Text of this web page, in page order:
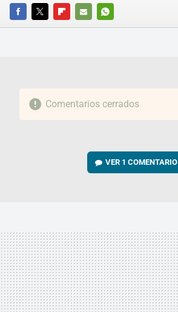
FACEBOOKTWITTERFLIPBOARD
E-
WHATSAPP
Comentarios cerrados
VER 1 COMENTARIO